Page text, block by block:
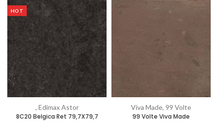
HOT
, Edimax Astor
8C20 Belgica Ret 79,7X79,7
Viva Made, 99 Volte
99 Volte Viva Made